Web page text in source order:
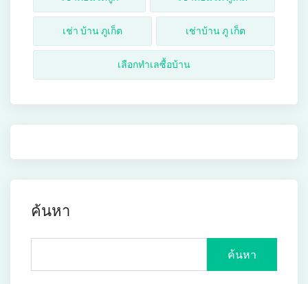
เช่า บ้าน ภูเก็ต เช่าบ้าน ภู เก็ต
เลือกทำเลซื้อบ้าน
ค้นหา
ค้นหา